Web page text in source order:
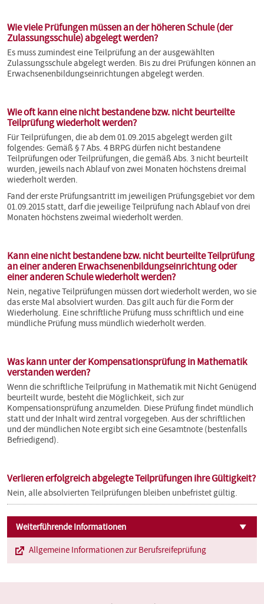
Wie viele Prüfungen müssen an der höheren Schule (der
Zulassungsschule) abgelegt werden?
Es muss zumindest eine Teilprüfung an der ausgewählten
Zulassungsschule abgelegt werden. Bis zu drei Prüfungen können an
Erwachsenenbildungseinrichtungen abgelegt werden.
Wie oft kann eine nicht bestandene bzw. nicht beurteilte
Teilprüfung wiederholt werden?
Für Teilprüfungen, die ab dem 01.09.2015 abgelegt werden gilt
folgendes: Gemäß § 7 Abs. 4 BRPG dürfen nicht bestandene
Teilprüfungen oder Teilprüfungen, die gemäß Abs. 3 nicht beurteilt
wurden, jeweils nach Ablauf von zwei Monaten höchstens dreimal
wiederholt werden.
Fand der erste Prüfungsantritt im jeweiligen Prüfungsgebiet vor dem
01.09.2015 statt, darf die jeweilige Teilprüfung nach Ablauf von drei
Monaten höchstens zweimal wiederholt werden.
Kann eine nicht bestandene bzw. nicht beurteilte Teilprüfung
an einer anderen Erwachsenenbildungseinrichtung oder
einer anderen Schule wiederholt werden?
Nein, negative Teilprüfungen müssen dort wiederholt werden, wo sie
das erste Mal absolviert wurden. Das gilt auch für die Form der
Wiederholung. Eine schriftliche Prüfung muss schriftlich und eine
mündliche Prüfung muss mündlich wiederholt werden.
Was kann unter der Kompensationsprüfung in Mathematik
verstanden werden?
Wenn die schriftliche Teilprüfung in Mathematik mit Nicht Genügend
beurteilt wurde, besteht die Möglichkeit, sich zur
Kompensationsprüfung anzumelden. Diese Prüfung findet mündlich
statt und der Inhalt wird zentral vorgegeben. Aus der schriftlichen
und der mündlichen Note ergibt sich eine Gesamtnote (bestenfalls
Befriedigend).
Verlieren erfolgreich abgelegte Teilprüfungen ihre Gültigkeit?
Nein, alle absolvierten Teilprüfungen bleiben unbefristet gültig.
Weiterführende Informationen
Allgemeine Informationen zur Berufsreifeprüfung